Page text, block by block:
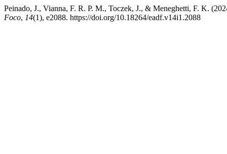
Peinado, J., Vianna, F. R. P. M., Toczek, J., & Meneghetti, F. K.
Foco, 14(1), e2088. https://doi.org/10.18264/eadf.v14i1.2088